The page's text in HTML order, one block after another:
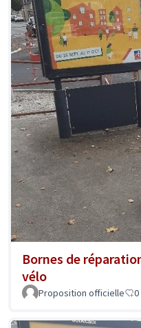
Bornes de
vélo
Proposition officielle 0